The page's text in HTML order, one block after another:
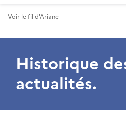
Voir le fil d'Ariane
Historique
actualités.